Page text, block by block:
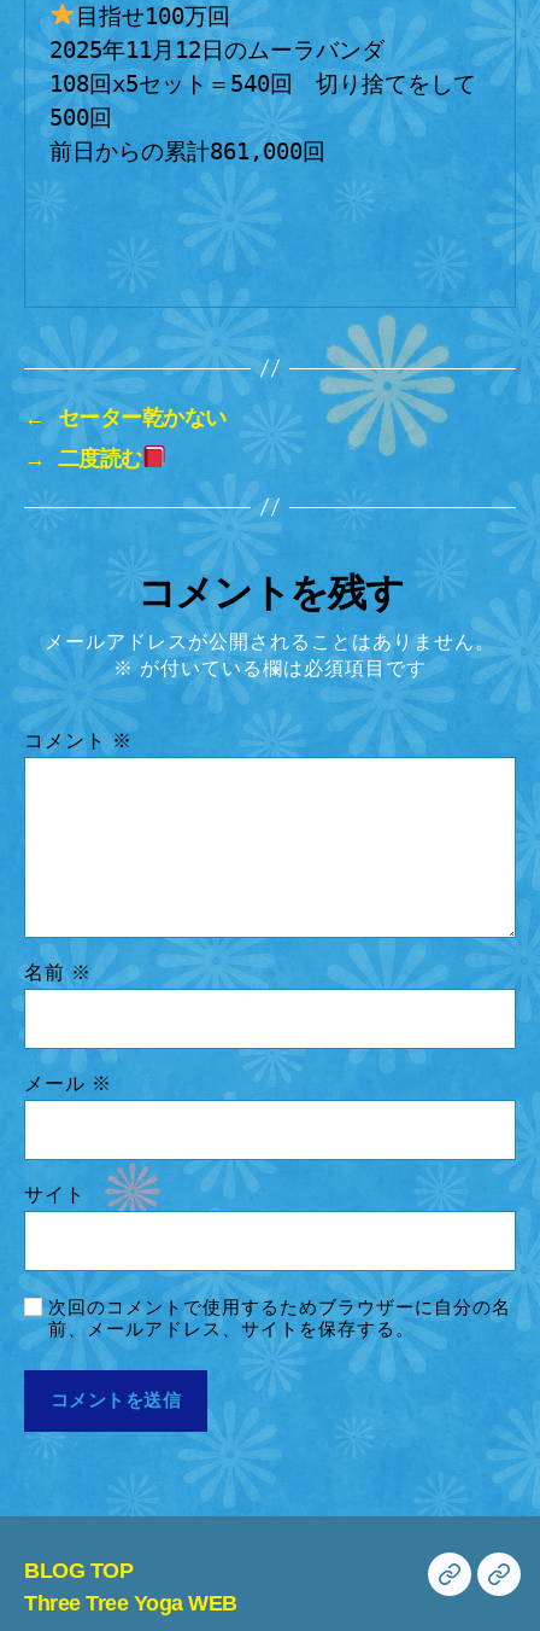
目指せ100万回
2025年11月12日のムーラバンダ
108回x5セット＝540回　切り捨てをして
500回
前日からの累計861,000回
← セーター乾かない
→
二度読む
コメントを残す
メールアドレスが公開されることはありません。
※が付いている欄は必須項目です
コメント※
名前 ※
メール ※
サイト
次回のコメントで使用するためブラウザーに自分の名
前、メールアドレス、サイトを保存する。
BLOG TOP
Three Tree Yoga WEB
BLOG